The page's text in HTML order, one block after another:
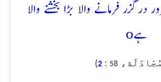
درگزر فرمانے والا بڑا بخشنے والا
ہےo
58
:
2
)